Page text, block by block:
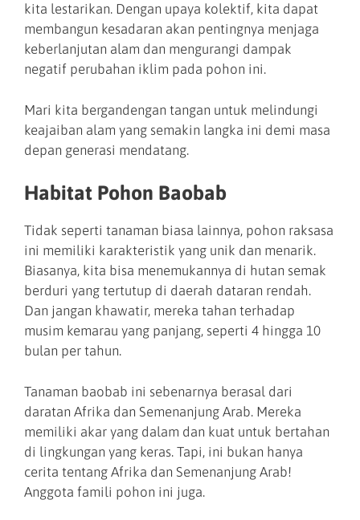
kita lestarikan. Dengan upaya kolektif, kita dapat
membangun kesadaran akan pentingnya menjaga
keberlanjutan alam dan mengurangi dampak
negatif perubahan iklim pada pohon ini.
Mari kita bergandengan tangan untuk melindungi
keajaiban alam yang semakin langka ini demi masa
depan generasi mendatang.
Habitat Pohon Baobab
Tidak seperti tanaman biasa lainnya, pohon raksasa
ini memiliki karakteristik yang unik dan menarik.
Biasanya, kita bisa menemukannya di hutan semak
berduri yang tertutup di daerah dataran rendah.
Dan jangan khawatir, mereka tahan terhadap
musim kemarau yang panjang, seperti 4 hingga 10
bulan per tahun.
Tanaman baobab ini sebenarnya berasal dari
daratan Afrika dan Semenanjung Arab. Mereka
memiliki akar yang dalam dan kuat untuk bertahan
di lingkungan yang keras. Tapi, ini bukan hanya
cerita tentang Afrika dan Semenanjung Arab!
Anggota famili pohon ini juga.